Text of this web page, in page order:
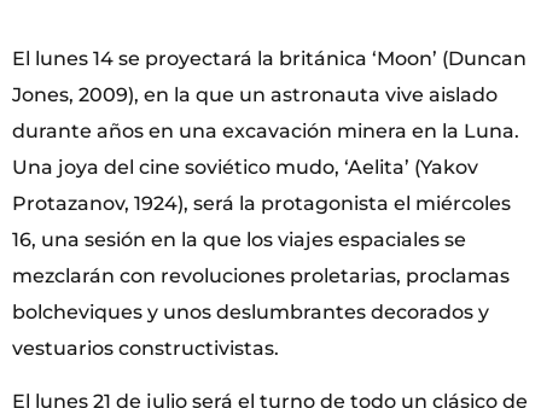
El lunes 14 se proyectará la británica ‘Moon’ (Duncan
Jones, 2009), en la que un astronauta vive aislado
durante años en una excavación minera en la Luna.
Una joya del cine soviético mudo, ‘Aelita’ (Yakov
Protazanov, 1924), será la protagonista el miércoles
16, una sesión en la que los viajes espaciales se
mezclarán con revoluciones proletarias, proclamas
bolcheviques y unos deslumbrantes decorados y
vestuarios constructivistas.
El lunes 21 de julio será el turno de todo un clásico de